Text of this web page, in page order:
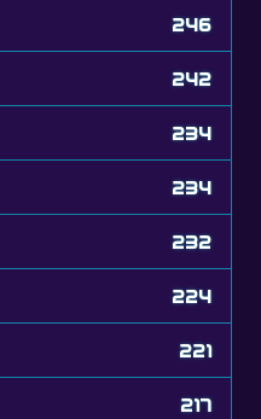
246
242
234
234
232
224
221
217